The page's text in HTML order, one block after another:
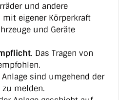
und andere
eigener Körperkraft
und Geräte
. Das Tragen von
Anlage sind umgehend der
melden.